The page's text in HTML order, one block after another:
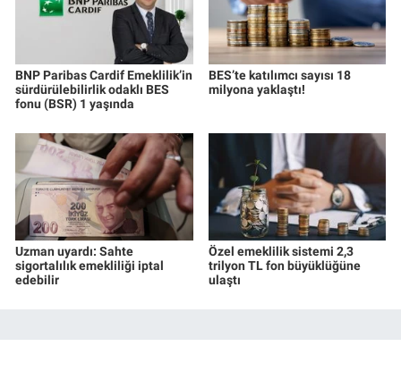
BNP Paribas Cardif Emeklilik’in
sürdürülebilirlik odaklı BES
fonu (BSR) 1 yaşında
BES’te katılımcı sayısı 18
milyona yaklaştı!
Uzman uyardı: Sahte
sigortalılık emekliliği iptal
edebilir
Özel emeklilik sistemi 2,3
trilyon TL fon büyüklüğüne
ulaştı